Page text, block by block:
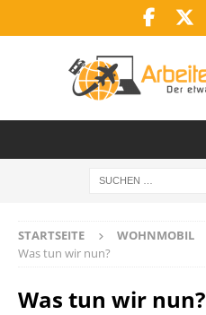
STARTSEITE WOHNMOBIL
Was tun wir nun?
Was tun wir nun?